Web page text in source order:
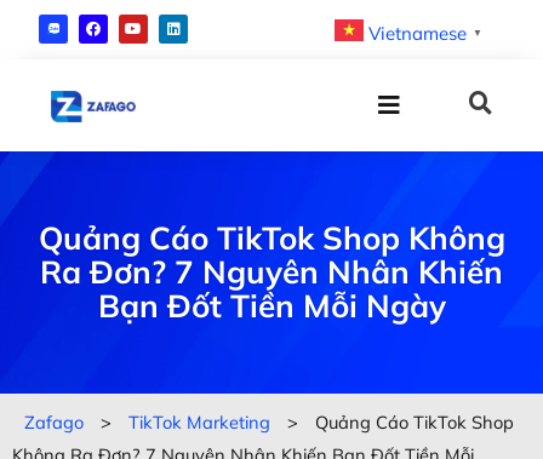
Vietnamese ▼
Quảng Cáo TikTok Shop Không
Ra Đơn? 7 Nguyên Nhân Khiến
Bạn Đốt Tiền Mỗi Ngày
Zafago > TikTok Marketing >
Quảng Cáo TikTok Shop